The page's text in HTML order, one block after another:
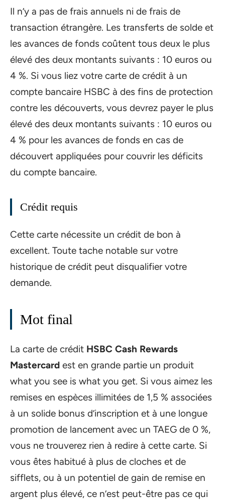
Il n’y a pas de frais annuels ni de frais de
transaction étrangère. Les transferts de solde et
les avances de fonds coûtent tous deux le plus
élevé des deux montants suivants : 10 euros ou
4 %. Si vous liez votre carte de crédit à un
compte bancaire HSBC à des fins de protection
contre les découverts, vous devrez payer le plus
élevé des deux montants suivants : 10 euros ou
4 % pour les avances de fonds en cas de
découvert appliquées pour couvrir les déficits
du compte bancaire.
Crédit requis
Cette carte nécessite un crédit de bon à
excellent. Toute tache notable sur votre
historique de crédit peut disqualifier votre
demande.
Mot final
La carte de crédit HSBC Cash Rewards
Mastercard est en grande partie un produit
what you see is what you get. Si vous aimez les
remises en espèces illimitées de 1,5 % associées
à un solide bonus d’inscription et à une longue
promotion de lancement avec un TAEG de 0 %,
vous ne trouverez rien à redire à cette carte. Si
vous êtes habitué à plus de cloches et de
sifflets, ou à un potentiel de gain de remise en
argent plus élevé, ce n’est peut-être pas ce qui